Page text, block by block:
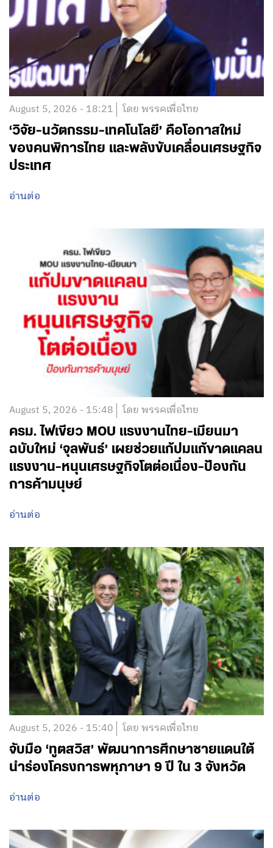
August 5, 2026 - 18:21 โดย พรรคเพื่อไทย
‘วิจัย-นวัตกรรม-เทคโนโลยี’ คือโอกาสใหม่
ของคนพิการไทย และพลังขับเคลื่อนเศรษฐกิจ
ประเทศ
อ่านต่อ
August 5, 2026 - 15:48 โดย พรรคเพื่อไทย
ครม. ไฟเขียว MOU แรงงานไทย-เมียนมา
ฉบับใหม่ ‘จุลพันธ์’ เผยช่วยแก้ปมแก้ขาดแคลน
แรงงาน-หนุนเศรษฐกิจโตต่อเนื่อง-ป้องกัน
การค้ามนุษย์
อ่านต่อ
August 5, 2026 - 15:40 โดย พรรคเพื่อไทย
จับมือ ‘ทูตสวิส’ พัฒนาการศึกษาชายแดนใต้
นำร่องโครงการพหุภาษา 9 ปี ใน 3 จังหวัด
อ่านต่อ